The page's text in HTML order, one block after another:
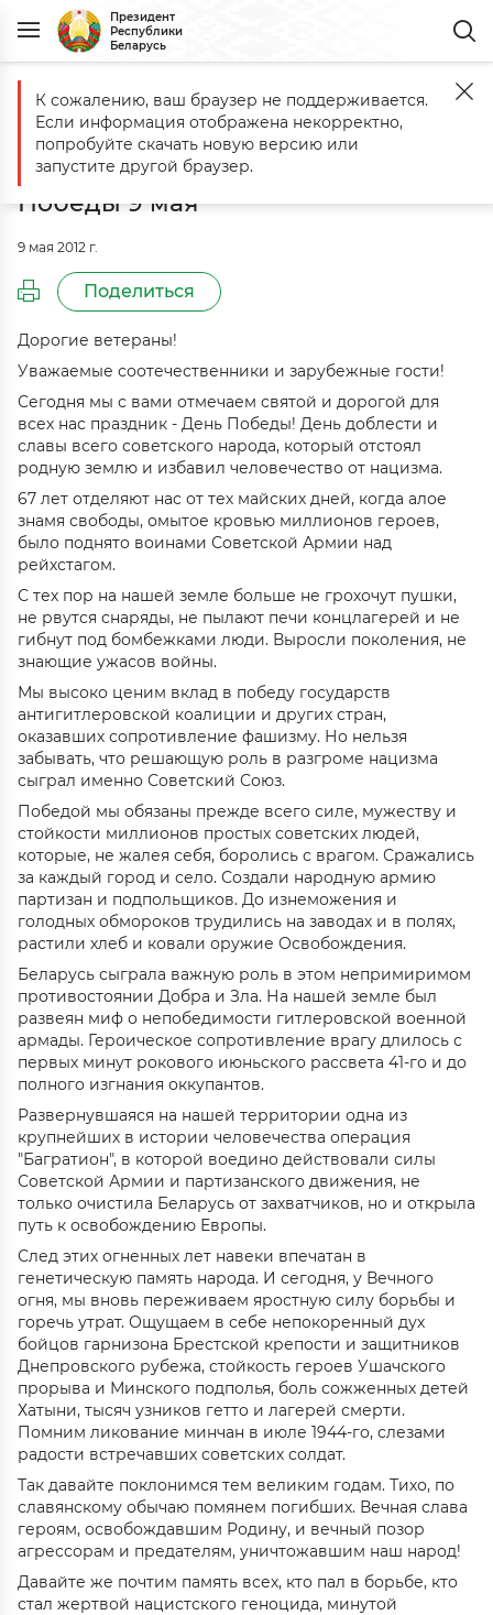
Президент
Республики
Беларусь
Главная События Выступление на церемонии возложения
Выступление на церемонии
возложения венков к монументу
Победы 9 мая
9 мая 2012 г.
Поделиться
Дорогие ветераны!
Уважаемые соотечественники и зарубежные гости!
Сегодня мы с вами отмечаем святой и дорогой для
всех нас праздник - День Победы! День доблести и
славы всего советского народа, который отстоял
родную землю и избавил человечество от нацизма.
67 лет отделяют нас от тех майских дней, когда алое
знамя свободы, омытое кровью миллионов героев,
было поднято воинами Советской Армии над
рейхстагом.
С тех пор на нашей земле больше не грохочут пушки,
не рвутся снаряды, не пылают печи концлагерей и не
гибнут под бомбежками люди. Выросли поколения, не
знающие ужасов войны.
Мы высоко ценим вклад в победу государств
антигитлеровской коалиции и других стран,
оказавших сопротивление фашизму. Но нельзя
забывать, что решающую роль в разгроме нацизма
сыграл именно Советский Союз.
Победой мы обязаны прежде всего силе, мужеству и
стойкости миллионов простых советских людей,
которые, не жалея себя, боролись с врагом. Сражались
за каждый город и село. Создали народную армию
партизан и подпольщиков. До изнеможения и
голодных обмороков трудились на заводах и в полях,
растили хлеб и ковали оружие Освобождения.
Беларусь сыграла важную роль в этом непримиримом
противостоянии Добра и Зла. На нашей земле был
развеян миф о непобедимости гитлеровской военной
армады. Героическое сопротивление врагу длилось с
первых минут рокового июньского рассвета 41-го и до
полного изгнания оккупантов.
Развернувшаяся на нашей территории одна из
крупнейших в истории человечества операция
"Багратион", в которой воедино действовали силы
Советской Армии и партизанского движения, не
только очистила Беларусь от захватчиков, но и открыла
путь к освобождению Европы.
След этих огненных лет навеки впечатан в
генетическую память народа. И сегодня, у Вечного
огня, мы вновь переживаем яростную силу борьбы и
горечь утрат. Ощущаем в себе непокоренный дух
бойцов гарнизона Брестской крепости и защитников
Днепровского рубежа, стойкость героев Ушачского
прорыва и Минского подполья, боль сожженных детей
Хатыни, тысяч узников гетто и лагерей смерти.
Помним ликование минчан в июле 1944-го, слезами
радости встречавших советских солдат.
Так давайте поклонимся тем великим годам. Тихо, по
славянскому обычаю помянем погибших. Вечная слава
героям, освобождавшим Родину, и вечный позор
агрессорам и предателям, уничтожавшим наш народ!
Давайте же почтим память всех, кто пал в борьбе, кто
стал жертвой нацистского геноцида, минутой
К сожалению, ваш браузер не поддерживается.
Если информация отображена некорректно,
попробуйте скачать новую версию или
запустите другой браузер.